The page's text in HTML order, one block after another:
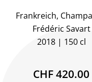
Frankreich,
Frédéric Savart
2018
150 cl
CHF 420.00